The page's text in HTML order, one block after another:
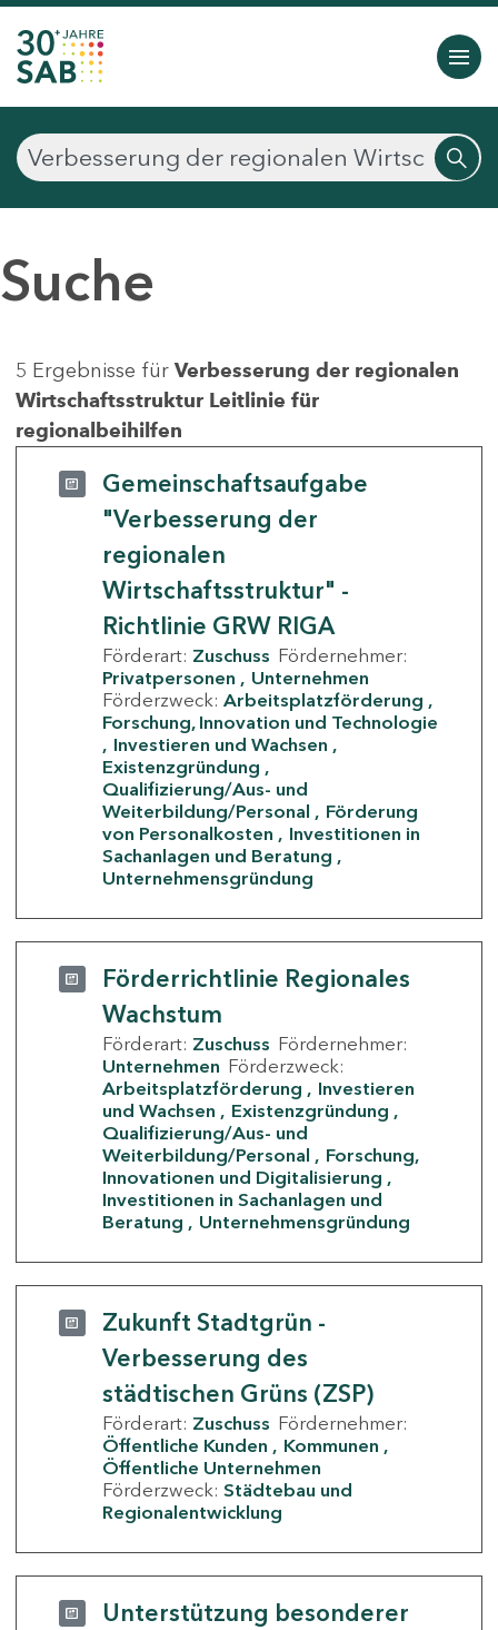
Suche
5 Ergebnisse für Verbesserung der regionalen
Wirtschaftsstruktur Leitlinie für
regionalbeihilfen
Gemeinschaftsaufgabe
"Verbesserung der
regionalen
Wirtschaftsstruktur" -
Richtlinie GRW RIGA
Förderart: Zuschuss Fördernehmer:
Privatpersonen
Unternehmen
Förderzweck: Arbeitsplatzförderung
Forschung, Innovation und Technologie
Investieren und Wachsen
Existenzgründung
Qualifizierung/Aus- und
Weiterbildung/Personal
Förderung
von Personalkosten
Investitionen in
Sachanlagen und Beratung
Unternehmensgründung
Förderrichtlinie Regionales
Wachstum
Förderart: Zuschuss Fördernehmer:
Unternehmen Förderzweck:
Arbeitsplatzförderung
Investieren
und Wachsen
Existenzgründung
Qualifizierung/Aus- und
Weiterbildung/Personal
Forschung,
Innovationen und Digitalisierung
Investitionen in Sachanlagen und
Beratung
Unternehmensgründung
Zukunft Stadtgrün -
Verbesserung des
städtischen Grüns (ZSP)
Förderart: Zuschuss Fördernehmer:
Öffentliche Kunden
Kommunen
Öffentliche Unternehmen
Förderzweck: Städtebau und
Regionalentwicklung
Unterstützung besonderer